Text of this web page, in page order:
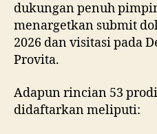
dukungan penuh
menargetkan submit
2026 dan visitasi pada
Provita.
Adapun rincian 53
didaftarkan meliputi: